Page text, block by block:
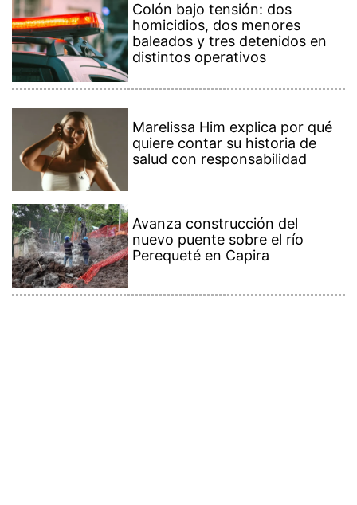
Colón bajo tensión: dos
homicidios, dos menores
baleados y tres detenidos en
distintos operativos
Marelissa Him explica por qué
quiere contar su historia de
salud con responsabilidad
Avanza construcción del
nuevo puente sobre el río
Perequeté en Capira